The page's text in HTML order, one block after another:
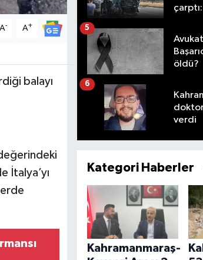
A- A+
balayı
İtalya’yı
çarptı:
öldü?
5
verdi
6
Kategori Haberler
Kahramanmaraş-